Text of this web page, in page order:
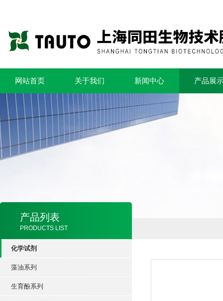
网站首页 关于我们 新闻中心 产品展
产品列表
PRODUCTS LIST
化学试剂
藻油系列
生育酚系列